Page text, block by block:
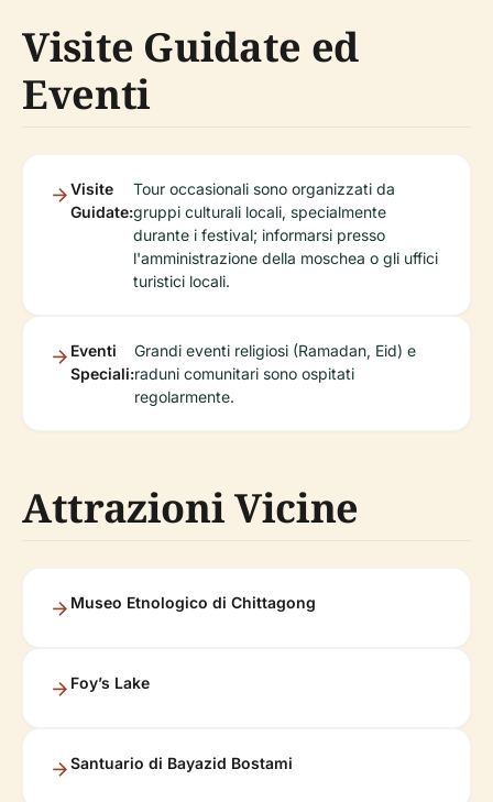
Visite Guidate ed
Eventi
Visite
Guidate:
Tour occasionali sono organizzati da
gruppi culturali locali, specialmente
durante i festival; informarsi presso
l'amministrazione della moschea o gli uffici
turistici locali.
Eventi
Speciali:
Grandi eventi religiosi (Ramadan, Eid) e
raduni comunitari sono ospitati
regolarmente.
Attrazioni Vicine
Museo Etnologico di Chittagong
Foy’s Lake
Santuario di Bayazid Bostami